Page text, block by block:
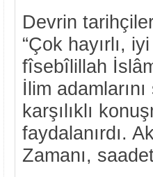
Devrin
“Çok hayırlı,
fîsebîlillah
İlim
karşılıklı
faydalanırdı.
Zamanı,